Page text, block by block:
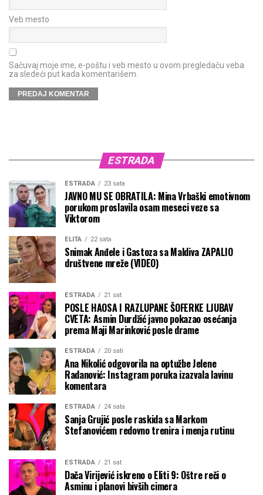
Veb mesto
Sačuvaj moje ime, e-poštu i veb mesto u ovom pregledaču veba
za sledeći put kada komentarišem.
ESTRADA
ESTRADA 23 sata
JAVNO MU SE OBRATILA: Mina Vrbaški emotivnom
porukom proslavila osam meseci veze sa
Viktorom
ELITA 22 sata
Snimak Anđele i Gastoza sa Maldiva ZAPALIO
društvene mreže (VIDEO)
ESTRADA 21 sat
POSLE HAOSA I RAZLUPANE ŠOFERKE LJUBAV
CVETA: Asmin Durdžić javno pokazao osećanja
prema Maji Marinković posle drame
ESTRADA 20 sati
Ana Nikolić odgovorila na optužbe Jelene
Radanović: Instagram poruka izazvala lavinu
komentara
ESTRADA 24 sata
Sanja Grujić posle raskida sa Markom
Stefanovićem redovno trenira i menja rutinu
ESTRADA 21 sat
Dača Virijević iskreno o Eliti 9: Oštre reči o
Asminu i planovi bivših cimera